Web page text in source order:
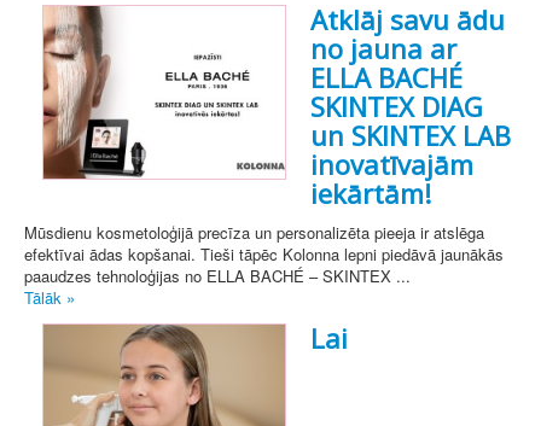
Atklāj savu ādu
no jauna ar
ELLA BACHÉ
SKINTEX DIAG
un SKINTEX LAB
inovatīvajām
iekārtām!
Mūsdienu kosmetoloģijā precīza un personalizēta pieeja ir atslēga
efektīvai ādas kopšanai. Tieši tāpēc Kolonna lepni piedāvā jaunākās
paaudzes tehnoloģijas no ELLA BACHÉ – SKINTEX ...
Tālāk »
Lai